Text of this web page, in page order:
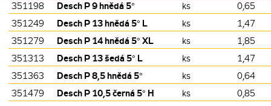
351198
Desch P 9 hnědá 5° ks
0,65
351249
Desch P 13 hnědá 5° L ks
1,47
351279
Desch P 14 hnědá 5° XL ks
1,85
351313
Desch P 13 šedá 5° L ks
1,47
351363
Desch P 8,5 hnědá 5° ks
0,64
351479
Desch P 10,5 černá 5° H ks
0,85